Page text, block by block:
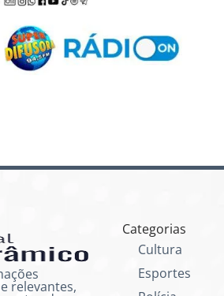
relevantes,
Categorias
Cultura
Esportes